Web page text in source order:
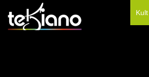
Kult